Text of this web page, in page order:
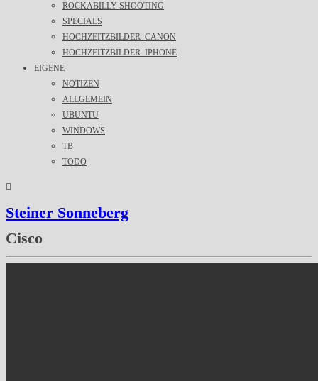
ROCKABILLY SHOOTING
SPECIALS
HOCHZEITZBILDER_CANON
HOCHZEITZBILDER_IPHONE
EIGENE
NOTIZEN
ALLGEMEIN
UBUNTU
WINDOWS
TB
TODO
Steiner Sonneberg
Cisco